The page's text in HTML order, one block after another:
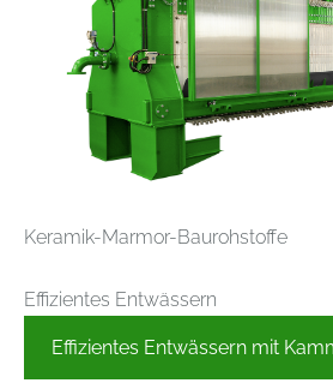
Keramik-Marmor-Baurohstoffe
Effizientes Entwässern
Effizientes Entwässern mit